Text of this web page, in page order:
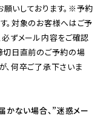
いしております。※予約
。対象のお客様へはご予
必ずメール内容をご確認
切日直前のご予約の場
、何卒ご了承下さいま
かない場合、”迷惑メー